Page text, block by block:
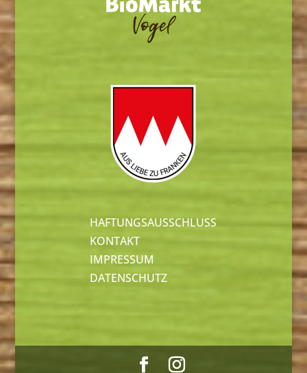
HAFTUNGSAUSSCHLUSS
KONTAKT
IMPRESSUM
DATENSCHUTZ